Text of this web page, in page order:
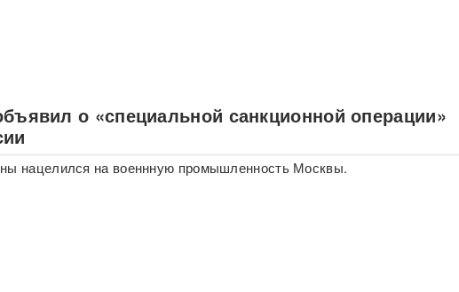
о «специальной санкционной операции»
нацелился на военнную промышленность Москвы.